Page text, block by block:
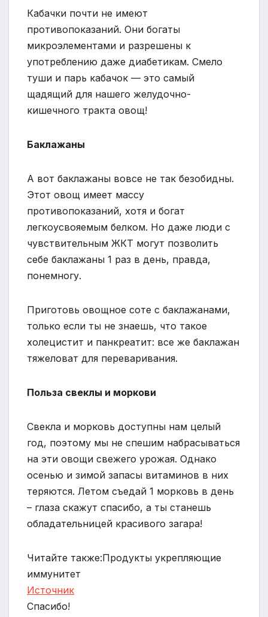
Кабачки почти не имеют
противопоказаний. Они богаты
микроэлементами и разрешены к
употреблению даже диабетикам. Смело
туши и парь кабачок — это самый
щадящий для нашего желудочно-
кишечного тракта овощ!
Баклажаны
А вот баклажаны вовсе не так безобидны.
Этот овощ имеет массу
противопоказаний, хотя и богат
легкоусвояемым белком. Но даже люди с
чувствительным ЖКТ могут позволить
себе баклажаны 1 раз в день, правда,
понемногу.
Приготовь овощное соте с баклажанами,
только если ты не знаешь, что такое
холецистит и панкреатит: все же баклажан
тяжеловат для переваривания.
Польза свеклы и моркови
Свекла и морковь доступны нам целый
год, поэтому мы не спешим набрасываться
на эти овощи свежего урожая. Однако
осенью и зимой запасы витаминов в них
теряются. Летом съедай 1 морковь в день
– глаза скажут спасибо, а ты станешь
обладательницей красивого загара!
Читайте также:Продукты укрепляющие
иммунитет
Источник
Спасибо!